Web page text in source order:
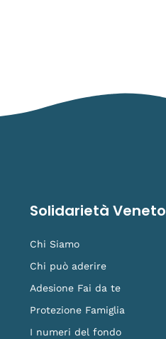
Solidarietà Veneto
Chi Siamo
Chi può aderire
Adesione Fai da te
Protezione Famiglia
I numeri del fondo